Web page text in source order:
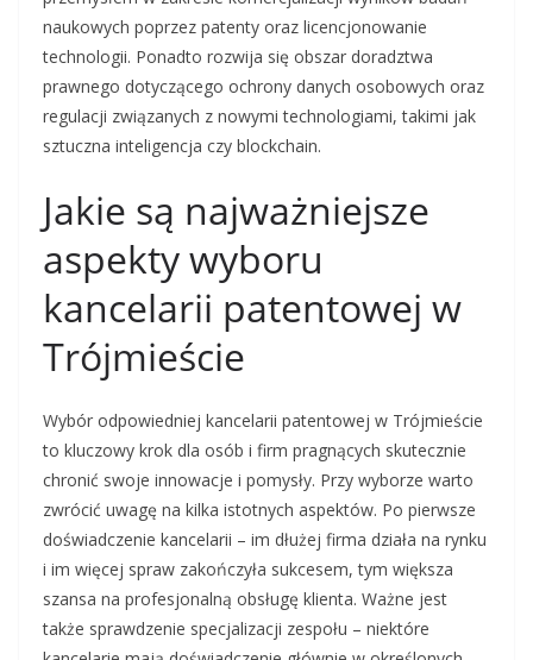
naukowych poprzez patenty oraz licencjonowanie
technologii. Ponadto rozwija się obszar doradztwa
prawnego dotyczącego ochrony danych osobowych oraz
regulacji związanych z nowymi technologiami, takimi jak
sztuczna inteligencja czy blockchain.
Jakie są najważniejsze
aspekty wyboru
kancelarii patentowej w
Trójmieście
Wybór odpowiedniej kancelarii patentowej w Trójmieście
to kluczowy krok dla osób i firm pragnących skutecznie
chronić swoje innowacje i pomysły. Przy wyborze warto
zwrócić uwagę na kilka istotnych aspektów. Po pierwsze
doświadczenie kancelarii – im dłużej firma działa na rynku
i im więcej spraw zakończyła sukcesem, tym większa
szansa na profesjonalną obsługę klienta. Ważne jest
także sprawdzenie specjalizacji zespołu – niektóre